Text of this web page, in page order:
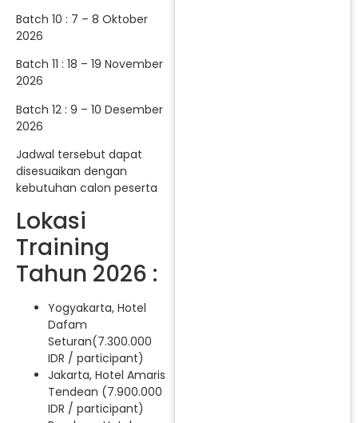
Batch 10 : 7 – 8 Oktober
2026
Batch 11 : 18 – 19 November
2026
Batch 12 : 9 – 10 Desember
2026
Jadwal tersebut dapat
disesuaikan dengan
kebutuhan calon peserta
Lokasi
Training
Tahun 2026 :
Yogyakarta, Hotel
Dafam
Seturan(7.300.000
IDR / participant)
Jakarta, Hotel Amaris
Tendean (7.900.000
IDR / participant)